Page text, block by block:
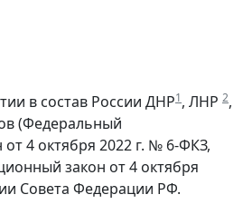
в состав России ДНР1, ЛНР 2,
(Федеральный
4 октября 2022 г. № 6-ФКЗ,
закон от 4 октября
Совета Федерации РФ.